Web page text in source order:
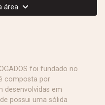
área
foi fundado no
composta por
desenvolvidas em
possui uma sólida